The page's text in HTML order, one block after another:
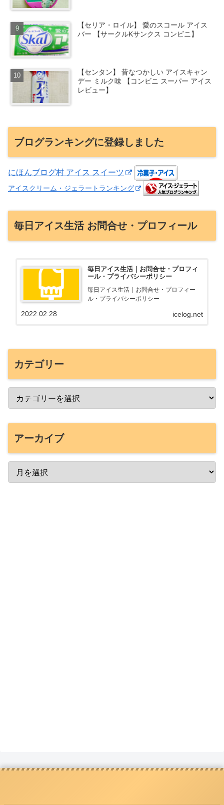
【セリア・ロイル】 愛のスコール アイス
バー 【サークルKサンクス コンビニ】
【センタン】 昔なつかしい アイスキャン
デー ミルク味 【コンビニ スーパー アイス
レビュー】
ブログランキングに登録しました
にほんブログ村 アイス スイーツ
アイスクリーム・ジェラートランキング
毎日アイス生活 お問合せ・プロフィール
毎日アイス生活｜お問合せ・プロフィ
ール・プライバシーポリシー
毎日アイス生活｜お問合せ・プロフィー
ル・プライバシーポリシー
icelog.net
2022.02.28
カテゴリー
アーカイブ